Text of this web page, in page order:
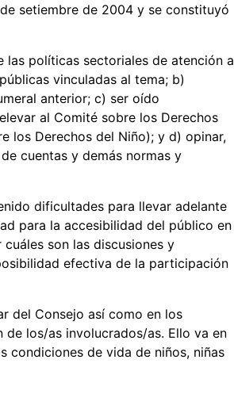
setiembre de 2004 y se constituyó
políticas sectoriales de atención a
vinculadas al tema; b)
anterior; c) ser oído
al Comité sobre los Derechos
los Derechos del Niño); y d) opinar,
cuentas y demás normas y
dificultades para llevar adelante
para la accesibilidad del público en
son las discusiones y
efectiva de la participación
del Consejo así como en los
los/as involucrados/as. Ello va en
condiciones de vida de niños, niñas